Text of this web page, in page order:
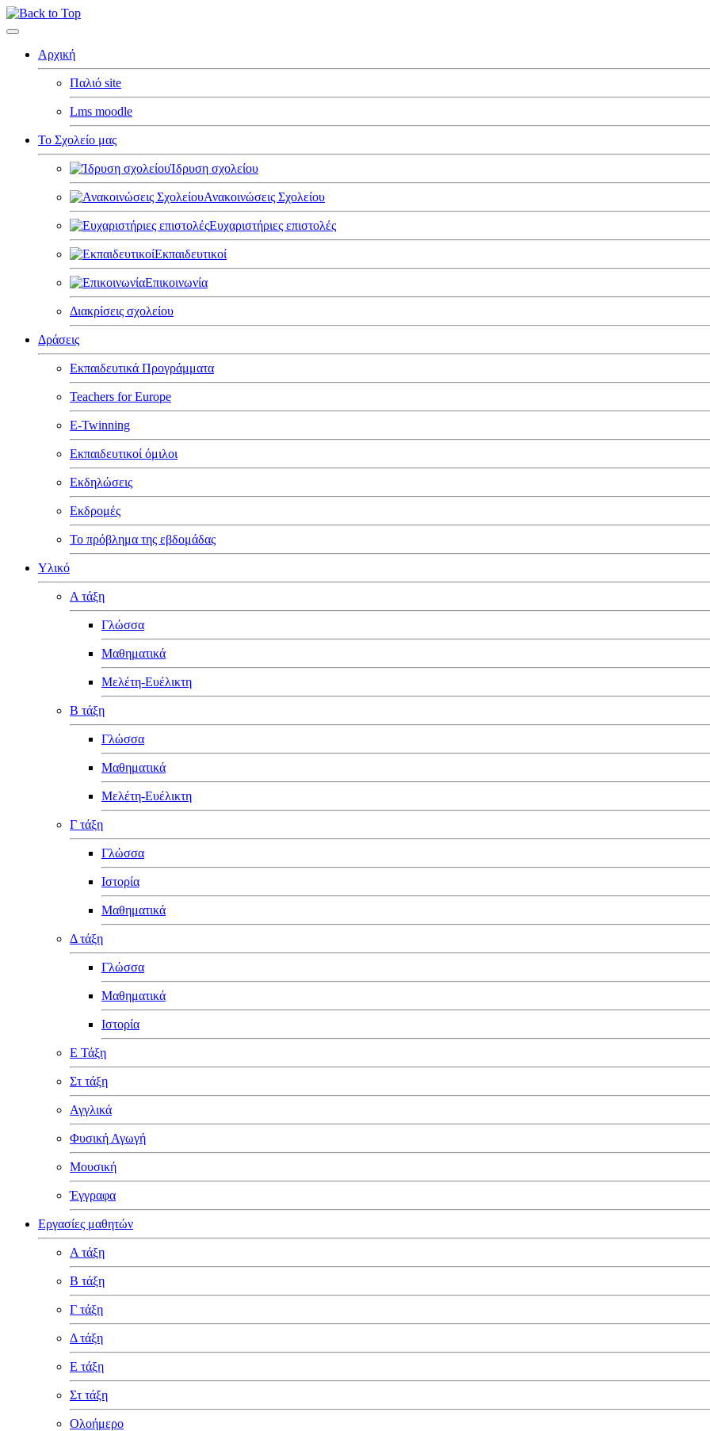
Αρχική
Παλιό site
Lms moodle
Το Σχολείο μας
Ίδρυση σχολείου
Ανακοινώσεις Σχολείου
Ευχαριστήριες επιστολές
Εκπαιδευτικοί
Επικοινωνία
Διακρίσεις σχολείου
Δράσεις
Εκπαιδευτικά Προγράμματα
Teachers for Europe
E-Twinning
Εκπαιδευτικοί όμιλοι
Εκδηλώσεις
Εκδρομές
Το πρόβλημα της εβδομάδας
Υλικό
Α τάξη
Γλώσσα
Μαθηματικά
Μελέτη-Ευέλικτη
Β τάξη
Γλώσσα
Μαθηματικά
Μελέτη-Ευέλικτη
Γ τάξη
Γλώσσα
Ιστορία
Μαθηματικά
Δ τάξη
Γλώσσα
Μαθηματικά
Ιστορία
Ε Τάξη
Στ τάξη
Αγγλικά
Φυσική Αγωγή
Μουσική
Έγγραφα
Εργασίες μαθητών
Α τάξη
Β τάξη
Γ τάξη
Δ τάξη
Ε τάξη
Στ τάξη
Ολοήμερο